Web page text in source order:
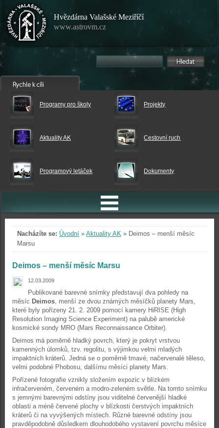
Hvězdárna Valašské Meziříčí
www.astrovm.cz
Programy pro školy Projekty
Aktuality AK Cestovní ruch
Programový letáček Dokumenty
Nacházíte se: Úvodní » Aktuality AK » Deimos – menší měsíc
Marsu
Deimos – menší měsíc Marsu
12.03.2009
Publikované barevné snímky představují dva pohledy na
měsíc Deimos, menší ze dvou známých měsíčků planety Mars,
které byly pořízeny 21. 2. 2009 pomocí kamery HiRISE (High
Resolution Imaging Science Experiment) na palubě americké
kosmické sondy MRO (Mars Reconnaissance Orbiter).
Deimos má poměrně hladký povrch, který je pokryt vrstvou
kamenných úlomků, tzv. regolitu, s výjimkou velmi mladých
impaktních kráterů. Jedná se o poměrně tmavé, načervenalé těleso,
velmi podobné Phobosu, dalšímu měsíci planety Mars.
Pořízené fotografie vznikly složením expozic v blízkém
infračerveném, červeném a modro-zeleném světle. Na tomto snímku
s jemnými barevnými odstíny jsou viditelné červenější hladké
oblasti a méně červené plochy v blízkosti čerstvých impaktních
kráterů či na vyvýšených místech. Různé barevné odstíny jsou
pravděpodobně důsledkem dlouhodobého vystavení povrchu měsíce